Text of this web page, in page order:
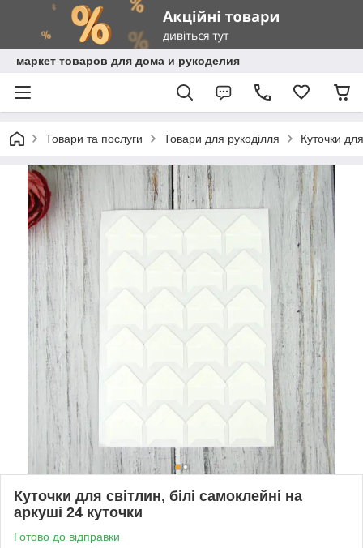
маркет товаров для дома и рукоделия
Товари та послуги Товари для рукоділля Куточки
Куточки для світлин, білі самоклейні на
аркуші 24 куточки
Готово до відправки